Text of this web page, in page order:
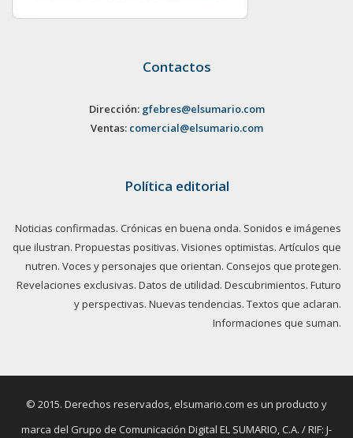
Contactos
Dirección: gfebres@elsumario.com
Ventas: comercial@elsumario.com
Política editorial
Noticias confirmadas. Crónicas en buena onda. Sonidos e imágenes
que ilustran. Propuestas positivas. Visiones optimistas. Artículos que
nutren. Voces y personajes que orientan. Consejos que protegen.
Revelaciones exclusivas. Datos de utilidad. Descubrimientos. Futuro
y perspectivas. Nuevas tendencias. Textos que aclaran.
Informaciones que suman.
© 2015. Derechos reservados, elsumario.com es un producto y
marca del Grupo de Comunicación Digital EL SUMARIO, C.A. / RIF: J-